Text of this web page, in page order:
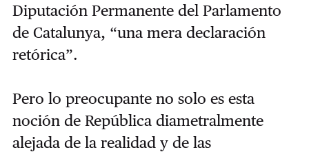
Diputación Permanente del Parlamento
de Catalunya, “una mera declaración
retórica”.
Pero lo preocupante no solo es esta
noción de República diametralmente
alejada de la realidad y de las